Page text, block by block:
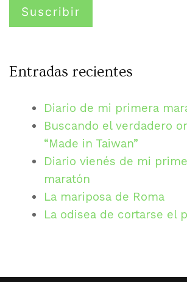
Entradas recientes
Diario de mi primera
Buscando el verdadero
“Made in Taiwan”
Diario vienés de mi
maratón
La mariposa de Roma
La odisea de cortarse el